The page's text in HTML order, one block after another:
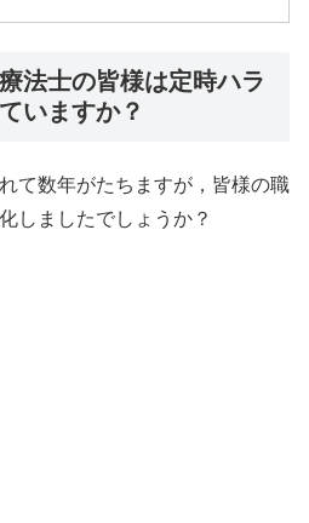
法士の皆様は定時ハラ
いますか？
て数年がたちますが，皆様の職
しましたでしょうか？